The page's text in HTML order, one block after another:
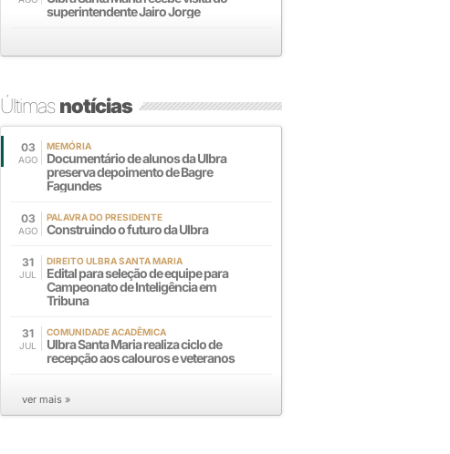
superintendente Jairo Jorge
Últimasnotícias
03
AGO
MEMÓRIA
Documentário de alunos da Ulbra
preserva depoimento de Bagre
Fagundes
03
AGO
PALAVRA DO PRESIDENTE
Construindo o futuro da Ulbra
31
JUL
DIREITO ULBRA SANTA MARIA
Edital para seleção de equipe para
Campeonato de Inteligência em
Tribuna
31
JUL
COMUNIDADE ACADÊMICA
Ulbra Santa Maria realiza ciclo de
recepção aos calouros e veteranos
ver mais »